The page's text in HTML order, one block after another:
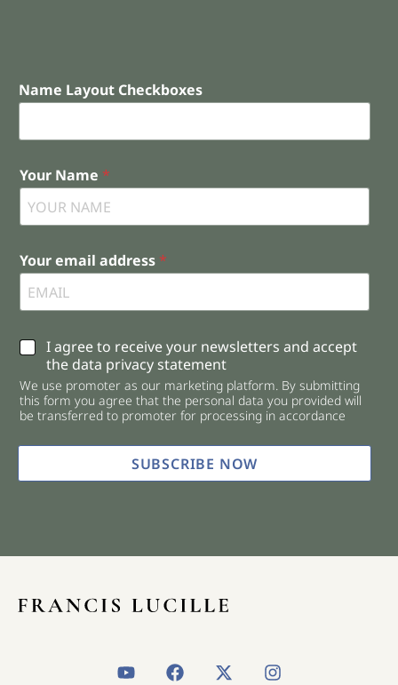
Name Layout Checkboxes
Your Name *
Your email address *
C
h
e
c
k
o
e
I agree to receive your newsletters and accept
the data privacy statement
We use promoter as our marketing platform. By submitting
this form you agree that the personal data you provided will
be transferred to promoter for processing in accordance
SUBSCRIBE NOW
Y F X I